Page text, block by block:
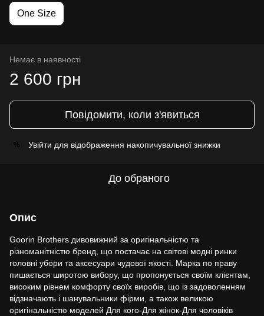
One Size
Немає в наявності
2 600 грн
Повідомити, коли з'явиться
% Увійти для відображення накопичувальної знижки
До обраного
Опис
Goorin Brothers дивовижний за оригінальністю та
різноманітністю бренд, що постачає на світові модні ринки
головні убори та аксесуари чудової якості. Марка по праву
пишається широтою вибору, що пропонується своїм клієнтам,
високим рівнем комфорту своїх виробів, що із задоволенням
відзначають і шанувальники фірми, а також великою
оригінальністю моделей Для кого-Для жінок-Для чоловіків